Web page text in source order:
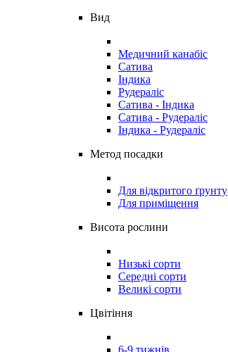
Вид
Медичний канабіс
Сатива
Індика
Рудераліс
Сатива - Індика
Сатива - Рудераліс
Індика - Рудераліс
Метод посадки
Для відкритого ґрунту
Для приміщення
Висота рослини
Низькі сорти
Середні сорти
Великі сорти
Цвітіння
6-9 тижнів